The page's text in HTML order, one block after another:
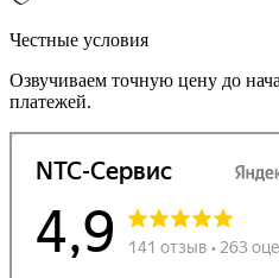
Честные условия
Озвучиваем точную цену до
платежей.